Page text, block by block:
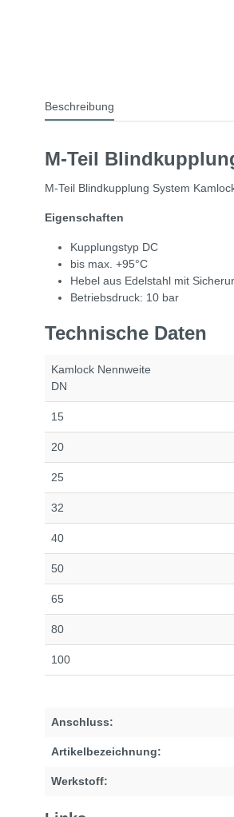
Beschreibung
M-Teil
M-Teil Blindkupplung System
Eigenschaften
Kupplungstyp DC
bis max. +95°C
Hebel aus Edelstahl mit
Betriebsdruck: 10 bar
Technische Daten
Kamlock Nennweite
DN
15
20
25
32
40
50
65
80
100
Anschluss:
Artikelbezeichnung:
Werkstoff: